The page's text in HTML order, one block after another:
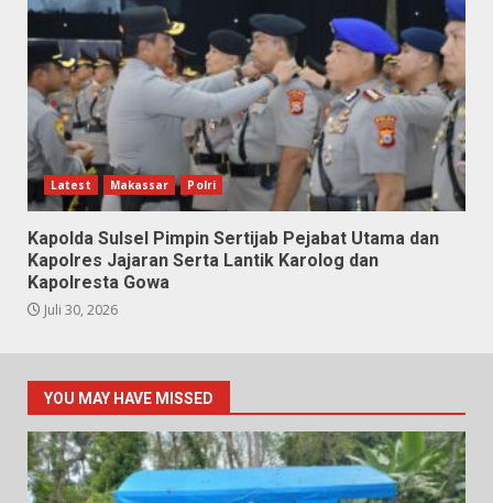
Latest Makassar Polri
Kapolda Sulsel Pimpin Sertijab Pejabat Utama dan
Kapolres Jajaran Serta Lantik Karolog dan
Kapolresta Gowa
Juli 30, 2026
YOU MAY HAVE MISSED